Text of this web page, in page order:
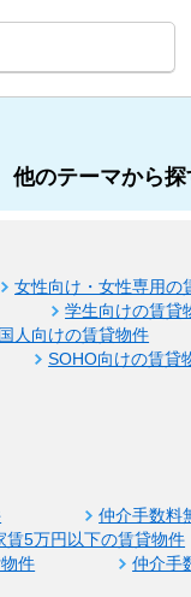
他のテーマから探
女性向け・女性専用の
学生向けの賃貸
人向けの賃貸物件
SOHO向けの賃貸
仲介手数料
賃5万円以下の賃貸物件
件
仲介手